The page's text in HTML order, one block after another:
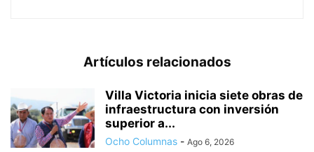
Artículos relacionados
Villa Victoria inicia siete obras de
infraestructura con inversión
superior a...
Ocho Columnas - Ago 6, 2026